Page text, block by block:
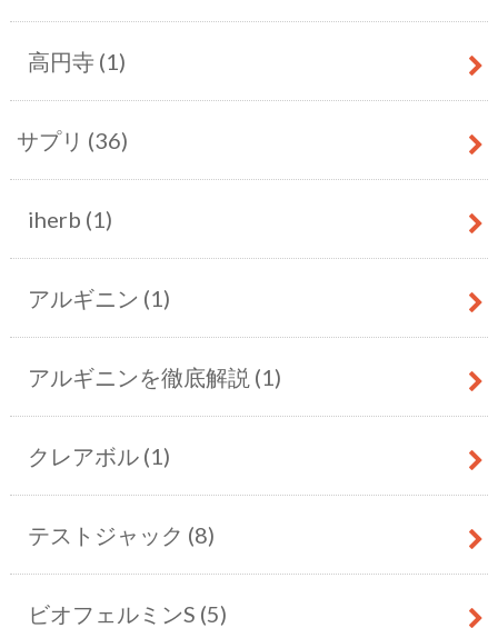
高円寺 (1)
サプリ (36)
iherb (1)
アルギニン (1)
アルギニンを徹底解説 (1)
クレアボル (1)
テストジャック (8)
ビオフェルミンS (5)